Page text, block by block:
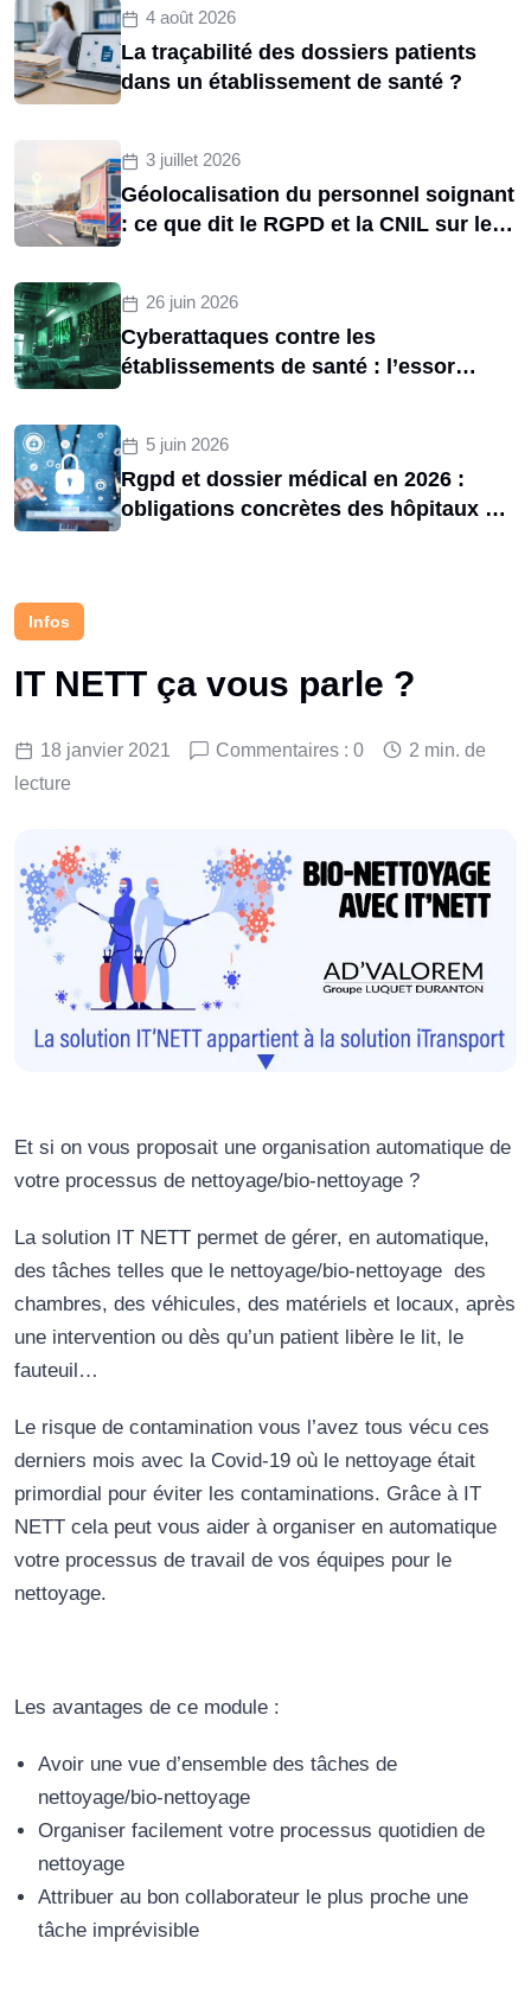
Infos
IT NETT ça vous parle ?
18 janvier 2021 Commentaires : 0
2 min. de
lecture
Et si on vous proposait une organisation automatique de
votre processus de nettoyage/bio-nettoyage ?
La solution IT NETT permet de gérer, en automatique,
des tâches telles que le nettoyage/bio-nettoyage des
chambres, des véhicules, des matériels et locaux, après
une intervention ou dès qu’un patient libère le lit, le
fauteuil…
Le risque de contamination vous l’avez tous vécu ces
derniers mois avec la Covid-19 où le nettoyage était
primordial pour éviter les contaminations. Grâce à IT
NETT cela peut vous aider à organiser en automatique
votre processus de travail de vos équipes pour le
nettoyage.
Les avantages de ce module :
Avoir une vue d’ensemble des tâches de
nettoyage/bio-nettoyage
Organiser facilement votre processus quotidien de
nettoyage
Attribuer au bon collaborateur le plus proche une
tâche imprévisible
4 août 2026
La traçabilité des dossiers patients
dans un établissement de santé ?
3 juillet 2026
Géolocalisation du personnel soignant
: ce que dit le RGPD et la CNIL sur le
26 juin 2026
Cyberattaques contre les
établissements de santé : l’essor
5 juin 2026
Rgpd et dossier médical en 2026 :
obligations concrètes des hôpitaux et